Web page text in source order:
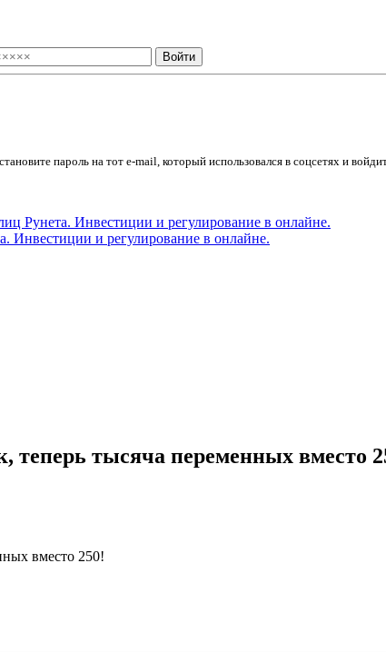
пароль на тот e-mail, который использовался в соцсетях и
Инвестиции и регулирование в онлайне.
теперь тысяча переменных вместо
вместо 250!